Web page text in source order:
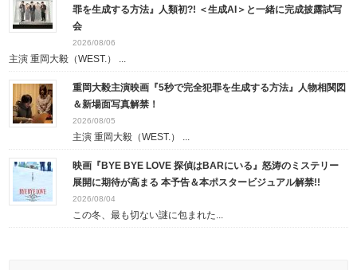
罪を生成する方法』人類初?! ＜生成AI＞と一緒に完成披露試写
会
2026/08/06
主演 重岡大毅（WEST.） ...
重岡大毅主演映画『5秒で完全犯罪を生成する方法』人物相関図
＆新場面写真解禁！
2026/08/05
主演 重岡大毅（WEST.） ...
映画『BYE BYE LOVE 探偵はBARにいる』怒涛のミステリー
展開に期待が高まる 本予告＆本ポスタービジュアル解禁!!
2026/08/04
この冬、最も切ない謎に包まれた...